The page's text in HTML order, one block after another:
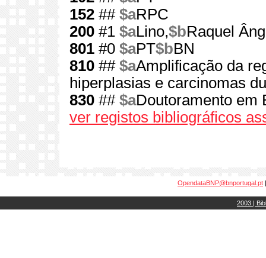
152 ## $aRPC
200 #1 $aLino,$bRaquel
801 #0 $aPT$bBN
810 ## $aAmplificação da
hiperplasias e carcinomas
830 ## $aDoutoramento em
ver registos bibliográficos
OpendataBNP@bnportugal.pt
2003 |